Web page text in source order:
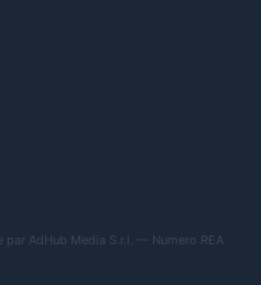
AdHub Media S.r.l. — Numero REA